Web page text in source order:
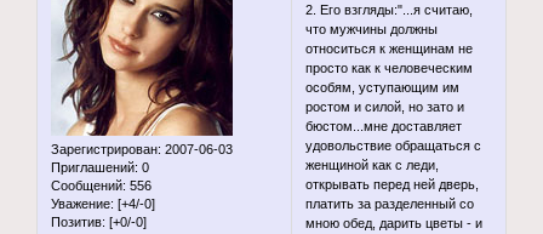
Зарегистрирован: 2007-06-03
Приглашений: 0
Сообщений: 556
Уважение: [+4/-0]
Позитив: [+0/-0]
2. Его взгляды:"...я считаю,
что мужчины должны
относиться к женщинам не
просто как к человеческим
особям, уступающим им
ростом и силой, но зато и
бюстом...мне доставляет
удовольствие обращаться с
женщиной как с леди,
открывать перед ней дверь,
платить за разделенный со
мною обед, дарить цветы - и